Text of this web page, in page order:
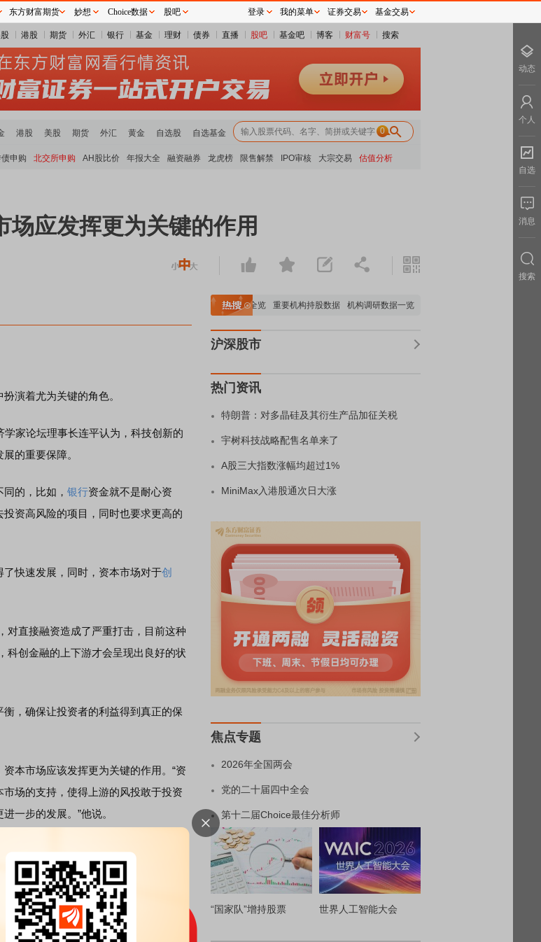
港股 期货 外汇 银行 基金 理财 债券 直播 股吧 基金吧 博客 财富号 搜索
港股 美股 期货 外汇 黄金 自选股 自选基金 0
申购 北交所申购 AH股比价 年报大全 融资融券 龙虎榜 限售解禁 IPO审核 大宗交易 估值分析
应发挥更为关键的作用
演着尤为关键的角色。
家论坛理事长连平认为，科技创新的
的重要保障。
的，比如， 银行资金就不是耐心资
资高风险的项目，同时也要求更高的
了快速发展，同时，资本市场对于创
直接融资造成了严重打击，目前这种
科创金融的上下游才会呈现出良好的状
，确保让投资者的利益得到真正的保
本市场应该发挥更为关键的作用。“资
场的支持，使得上游的风投敢于投资
一步的发展。”他说。
键的、最有力量的、资源最为丰富的
用。
重对科创能力成果转化潜力的各种
、业务数据，为科创信贷投放提供指
A股估值分析全览 重要机构持股数据 机构调研数据一览 主力最新动向
沪深股市
热门资讯
特朗普：对多晶硅及其衍生产品加征关税
宇树科技战略配售名单来了
A股三大指数涨幅均超过1%
MiniMax入港股通次日大涨
焦点专题
2026年全国两会
党的二十届四中全会
第十二届Choice最佳分析师
“国家队”增持股票 世界人工智能大会
东方财富期货 妙想 Choice数据 股吧 登录 我的菜单 证券交易 基金交易
动态
个人
自选
消息
搜索